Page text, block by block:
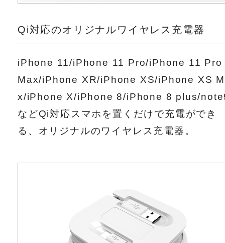
Qi対応のオリジナルワイヤレス充電器
iPhone 11/iPhone 11 Pro/iPhone 11 Pro
Max/iPhone XR/iPhone XS/iPhone XS
x/iPhone X/iPhone 8/iPhone 8 plus/
などQi対応スマホを置くだけで充電ができ
る、オリジナルのワイヤレス充電器。